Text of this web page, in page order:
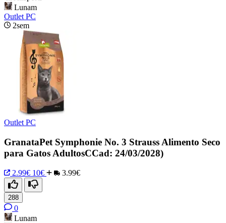
Lunam
Outlet PC
2sem
Outlet PC
GranataPet Symphonie No. 3 Strauss Alimento Seco
para Gatos AdultosCCad: 24/03/2028)
2.99€ 10€ 3.99€
288
0
Lunam